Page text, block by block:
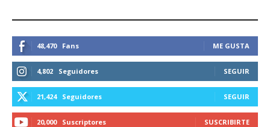
48,470 Fans ME GUSTA
4,802 Seguidores SEGUIR
21,424 Seguidores SEGUIR
20,000 Suscriptores SUSCRIBIRTE